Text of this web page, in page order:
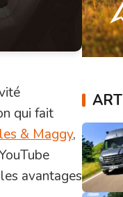
qui fait
& Maggy,
avantages